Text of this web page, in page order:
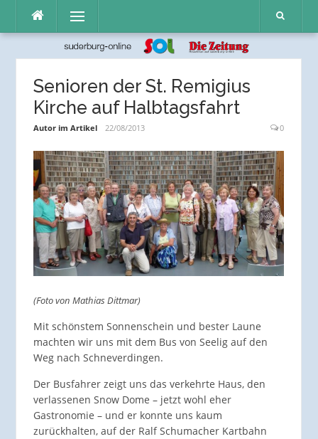
Inhalt
Menü
Senioren der St. Remigius
Kirche auf Halbtagsfahrt
Autor im Artikel 22/08/2013 0
(Foto von Mathias Dittmar)
Mit schönstem Sonnenschein und bester Laune
machten wir uns mit dem Bus von Seelig auf den
Weg nach Schneverdingen.
Der Busfahrer zeigt uns das verkehrte Haus, den
verlassenen Snow Dome – jetzt wohl eher
Gastronomie – und er konnte uns kaum
zurückhalten, auf der Ralf Schumacher Kartbahn